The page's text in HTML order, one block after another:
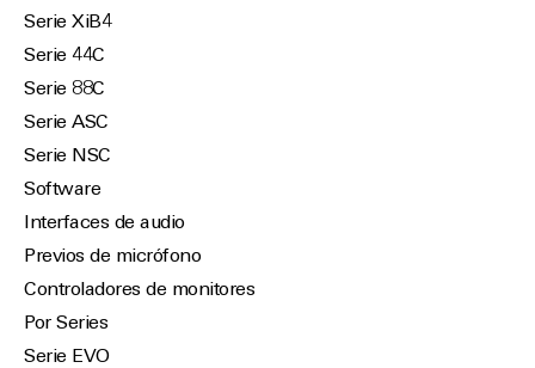
Serie XiB4
Serie 44C
Serie 88C
Serie ASC
Serie NSC
Software
Interfaces de audio
Previos de micrófono
Controladores de monitores
Por Series
Serie EVO